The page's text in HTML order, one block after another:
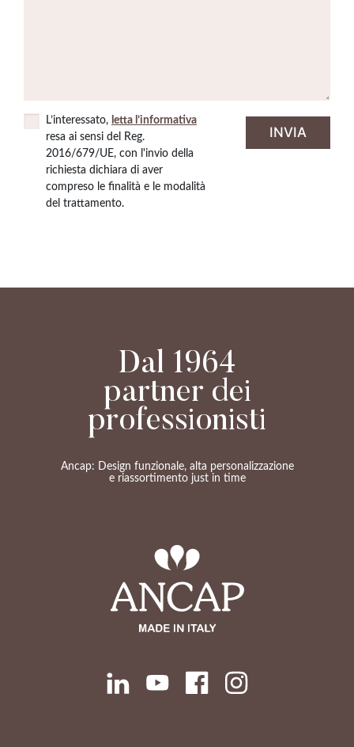
L’interessato, letta l’informativa
resa ai sensi del Reg.
2016/679/UE, con l'invio della
richiesta dichiara di aver
compreso le finalità e le modalità
del trattamento.
Dal 1964
partner dei
professionisti
Ancap: Design funzionale, alta personalizzazione
e riassortimento just in time